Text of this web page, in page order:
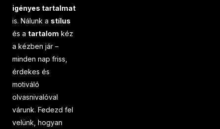
igényes tartalmat
is. Nálunk a stílus
és a tartalom kéz
a kézben jár –
minden nap friss,
érdekes és
motiváló
olvasnivalóval
várunk. Fedezd fel
velünk, hogyan